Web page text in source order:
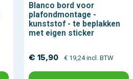
Blanco bord voor
plafondmontage -
kunststof - te beplakken
met eigen sticker
€ 15,90 € 19,24 incl. BTW